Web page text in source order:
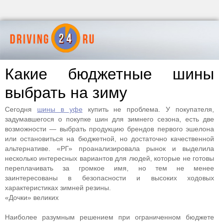
Какие бюджетные шины
выбрать на зиму
Сегодня шины в уфе купить не проблема. У покупателя,
задумавшегося о покупке шин для зимнего сезона, есть две
возможности — выбрать продукцию брендов первого эшелона
или остановиться на бюджетной, но достаточно качественной
альтернативе. «РГ» проанализировала рынок и выделила
несколько интересных вариантов для людей, которые не готовы
переплачивать за громкое имя, но тем не менее
заинтересованы в безопасности и высоких ходовых
характеристиках зимней резины.
«Дочки» великих
Наиболее разумным решением при ограниченном бюджете